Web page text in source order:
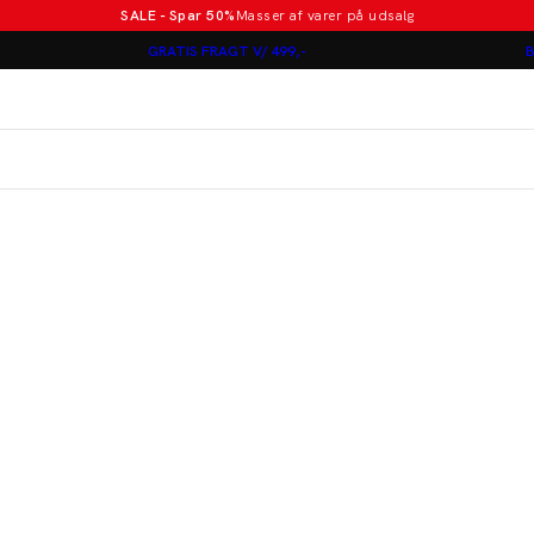
SALE - Spar 50%Masser af varer på udsalg
GRATIS FRAGT V/ 499,-Poloer i nye farver
Jakkesæt fra 1499 kr.
Lindbergh